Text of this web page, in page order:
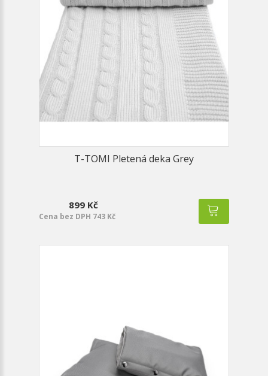
T-TOMI Pletená deka Grey
899 Kč
Cena bez DPH 743 Kč